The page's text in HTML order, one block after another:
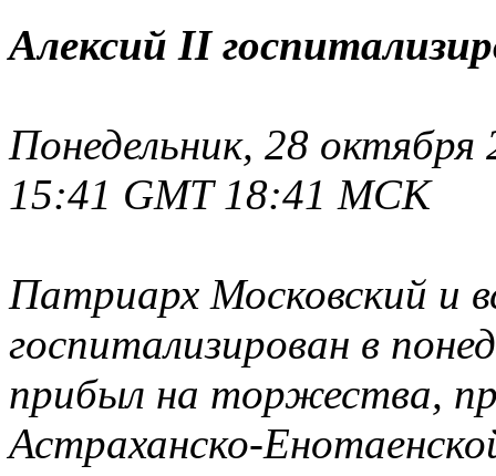
Алексий II
Понедельник, 28 октября
15:41 GMT 18:41 MCK
Патриарх Московский и
госпитализирован в
прибыл на торжества,
Астраханско-